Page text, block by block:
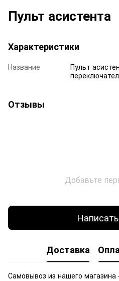
Пульт асистента
Характеристики
Название
Пульт
Отзывы
Добавьте
Доставка
Самовывоз из нашего магазина